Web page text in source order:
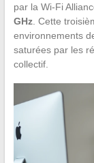
par la Wi-Fi
GHz. Cette
environnements
saturées par les
collectif.